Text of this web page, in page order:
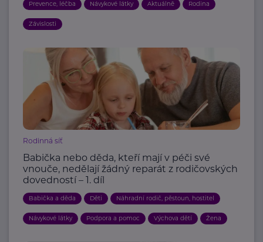
Prevence, léčba Návykové látky Aktuálně Rodina
Závislosti
Rodinná síť
Babička nebo děda, kteří mají v péči své
vnouče, nedělají žádný reparát z rodičovských
dovedností – 1. díl
Babička a děda Děti Náhradní rodič, pěstoun, hostitel
Návykové látky Podpora a pomoc Výchova dětí Žena